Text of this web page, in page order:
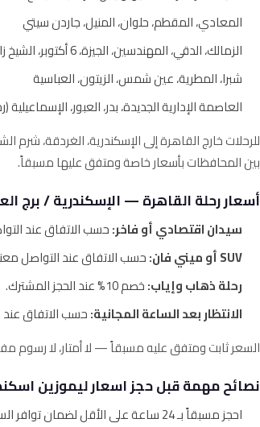
المعادي، المقطم، حلوان، المنيل، جاردن سيتي
الزمالك، الدقي، المهندسين، الجيزة، 6 أكتوبر، الشيخ زايد
شبرا، المطرية، عين شمس، الزيتون، العباسية
العاصمة الإدارية الجديدة، بدر، العبور،
للرحلات خارج القاهرة إلى الإسكندرية، الغردقة،
بين المحافظات بأسعار خاصة ومتفق عليها مسبقاً.
أسعار رحلة القاهرة — الإسكندرية / برج
سيدان اقتصادي أو فاخر:حسب الاتفاق عند
SUV أو ميني فان:
حسب الاتفاق عند التواصل
رحلة ذهاب وإياب:خصم 10% عند الحجز المشترك.
الانتظار بعد الساعة المجانية:حسب الاتفاق عند
السعر ثابت ومتفق عليه مسبقاً — لا أمتار، لا
نصائح مهمة قبل حجز اسعار ليموزين
احجز مسبقاً بـ 24 ساعة على الأقل لضمان توافر السيارة المناسبة.